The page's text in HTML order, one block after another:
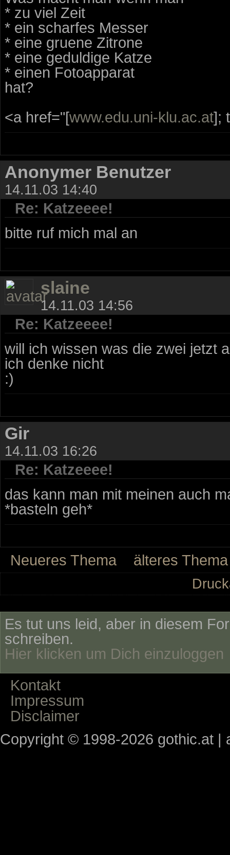
* zu viel Zeit
* ein scharfes Messer
* eine gruene Zitrone
* eine geduldige Katze
* einen Fotoapparat
hat?
<a href="[www.edu.uni-klu.ac.at];
Anonymer Benutzer
14.11.03 14:40
Re: Katzeeee!
bitte ruf mich mal an
slaine
14.11.03 14:56
Re: Katzeeee!
will ich wissen was die zwei jetzt
ich denke nicht
:)
Gir
14.11.03 16:26
Re: Katzeeee!
das kann man mit meinen auch
*basteln geh*
Neueres Thema älteres Thema
Es tut uns leid, aber in diesem
schreiben.
Hier klicken um Dich einzuloggen
Kontakt
Impressum
Disclaimer
Copyright © 1998-2026 gothic.at |